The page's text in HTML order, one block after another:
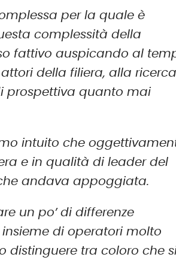
per la quale è
complessità della
fattivo auspicando al
della filiera, alla
prospettiva quanto mai
intuito che
e in qualità di leader del
andava appoggiata.
un po’ di differenze
di operatori molto
distinguere tra coloro che